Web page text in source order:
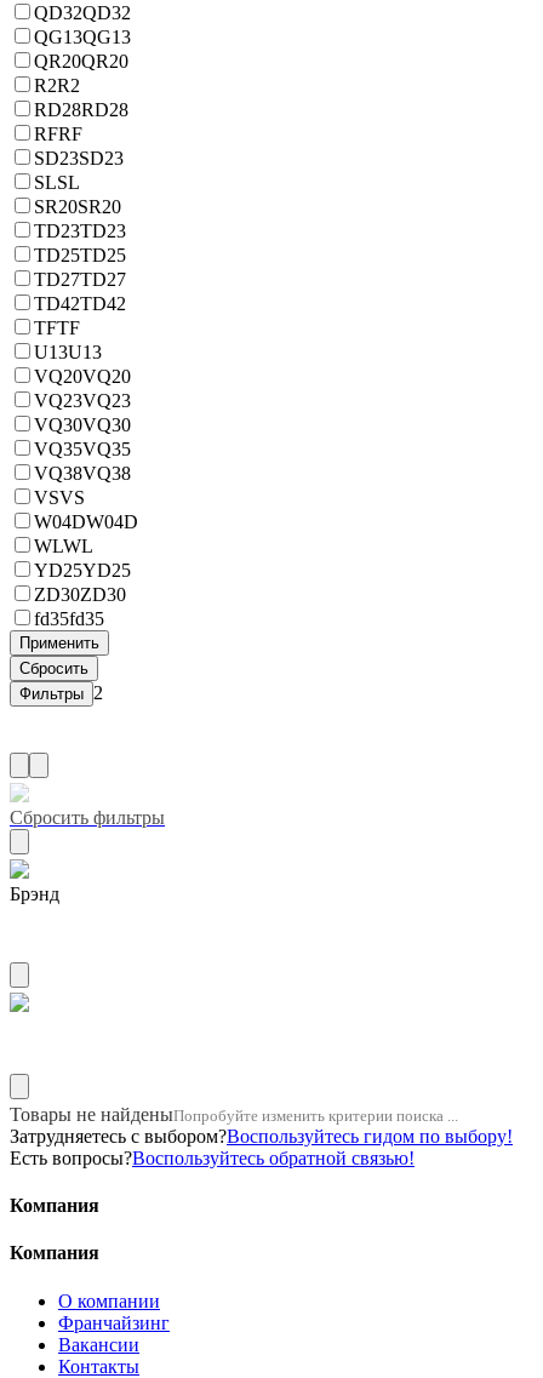
QD32QD32
QG13QG13
QR20QR20
R2R2
RD28RD28
RFRF
SD23SD23
SLSL
SR20SR20
TD23TD23
TD25TD25
TD27TD27
TD42TD42
TFTF
U13U13
VQ20VQ20
VQ23VQ23
VQ30VQ30
VQ35VQ35
VQ38VQ38
VSVS
W04DW04D
WLWL
YD25YD25
ZD30ZD30
fd35fd35
2
Сбросить фильтры
Брэнд
Товары не найденыПопробуйте изменить критерии поиска ...
Затрудняетесь с выбором?Воспользуйтесь гидом по выбору!
Есть вопросы?Воспользуйтесь обратной связью!
Компания
Компания
О компании
Франчайзинг
Вакансии
Контакты